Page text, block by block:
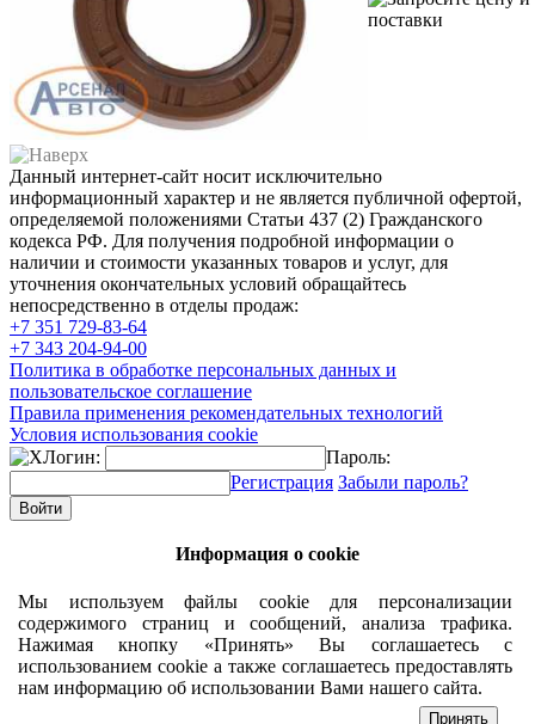
Данный интернет-сайт носит исключительно
информационный характер и не является публичной офертой,
определяемой положениями Статьи 437 (2) Гражданского
кодекса РФ. Для получения подробной информации о
наличии и стоимости указанных товаров и услуг, для
уточнения окончательных условий обращайтесь
непосредственно в отделы продаж:
+7 351 729-83-64
+7 343 204-94-00
Политика в обработке персональных данных и
пользовательское соглашение
Правила применения рекомендательных технологий
Условия использования cookie
Логин:
Пароль:
Регистрация Забыли пароль?
Информация о cookie
Мы используем файлы cookie для персонализации
содержимого страниц и сообщений, анализа трафика.
Нажимая кнопку «Принять» Вы соглашаетесь с
использованием cookie а также соглашаетесь предоставлять
нам информацию об использовании Вами нашего сайта.
Принять